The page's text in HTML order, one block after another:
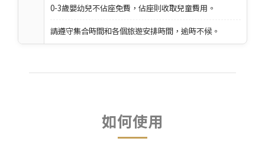
0-3歲嬰幼兒不佔座免費，佔座則收取兒童費用。
請遵守集合時間和各個旅遊安排時間，逾時不候。
如何使用